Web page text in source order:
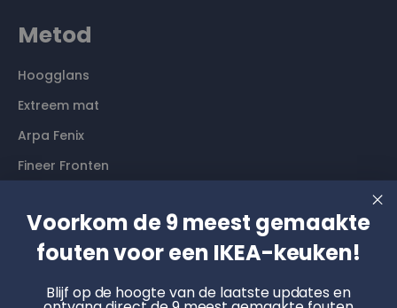
Metod
Hoogglans
Extreem mat
Arpa Fenix
Fineer Fronten
Contact
Langs komen? Graag even een afspraak maken. Dan
hebben wij alle tijd voor je.
Voorkom de 9 meest gemaakte
fouten voor een IKEA-keuken!
Blijf op de hoogte van de laatste updates en